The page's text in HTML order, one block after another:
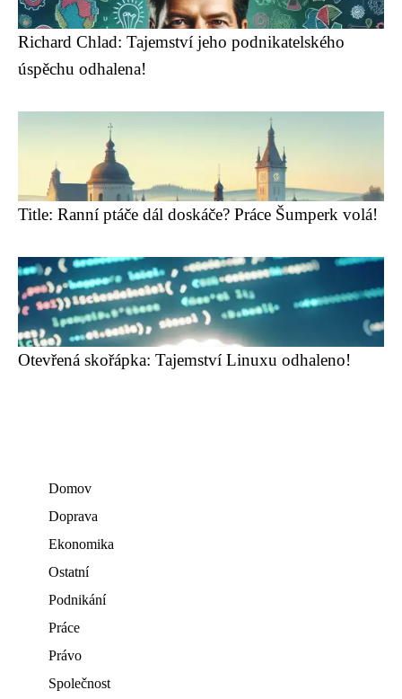
Richard Chlad: Tajemství jeho podnikatelského
úspěchu odhalena!
Title: Ranní ptáče dál doskáče? Práce Šumperk volá!
Otevřená skořápka: Tajemství Linuxu odhaleno!
Domov
Doprava
Ekonomika
Ostatní
Podnikání
Práce
Právo
Společnost